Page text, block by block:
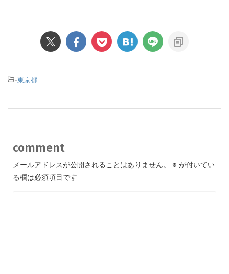
-東京都
comment
メールアドレスが公開されることはありません。 ※ が付いてい
る欄は必須項目です